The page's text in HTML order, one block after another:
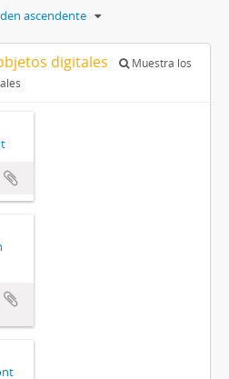
ascendente
digitales
Muestra los